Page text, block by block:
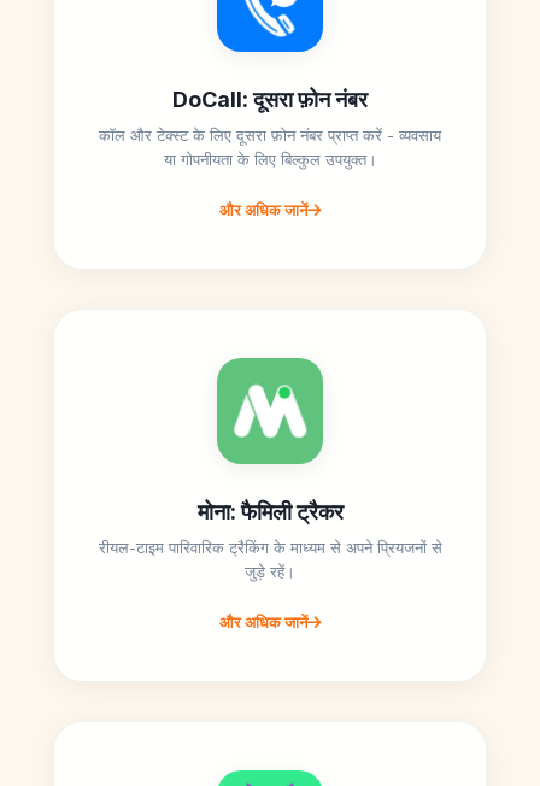
DoCall: दूसरा फ़ोन नंबर
कॉल और टेक्स्ट के लिए दूसरा फ़ोन नंबर प्राप्त करें - व्यवसाय
या गोपनीयता के लिए बिल्कुल उपयुक्त।
और अधिक जानें
मोना: फैमिली ट्रैकर
रीयल-टाइम पारिवारिक ट्रैकिंग के माध्यम से अपने प्रियजनों से
जुड़े रहें।
और अधिक जानें